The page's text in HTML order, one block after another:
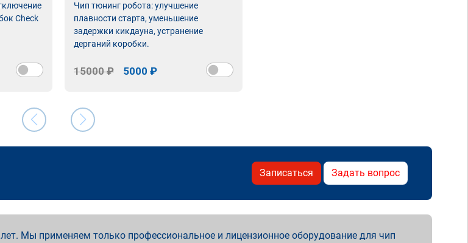
Check
Чип тюнинг робота: улучшение
плавности старта, уменьшение
задержки кикдауна, устранение
дерганий коробки.
15000 ₽ 5000 ₽
Записаться Задать вопрос
Мы применяем только профессиональное и лицензионное оборудование для чип